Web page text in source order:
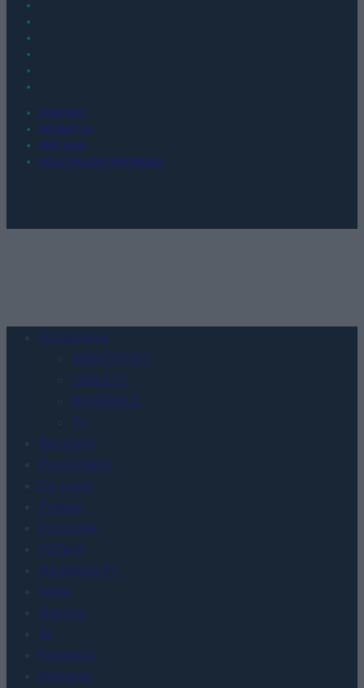
KONTAKT
REDAKCJA
REKLAMA
POLITYKA PRYWATNOŚCI
Urządzenia
SMARTFONY
TABLETY
WEARABLE
TV
Recenzje
Porównania
Co kupić
Porady
Promocje
FinTech
Hardware PC
Moto
Gaming
AI
Redakcja
Reklama